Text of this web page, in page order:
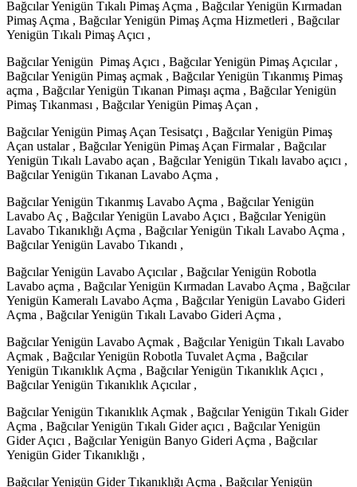
Bağcılar Yenigün Tıkalı Pimaş Açma , Bağcılar Yenigün Kırmadan
Pimaş Açma , Bağcılar Yenigün Pimaş Açma Hizmetleri , Bağcılar
Yenigün Tıkalı Pimaş Açıcı ,
Bağcılar Yenigün Pimaş Açıcı , Bağcılar Yenigün Pimaş Açıcılar ,
Bağcılar Yenigün Pimaş açmak , Bağcılar Yenigün Tıkanmış Pimaş
açma , Bağcılar Yenigün Tıkanan Pimaşı açma , Bağcılar Yenigün
Pimaş Tıkanması , Bağcılar Yenigün Pimaş Açan ,
Bağcılar Yenigün Pimaş Açan Tesisatçı , Bağcılar Yenigün Pimaş
Açan ustalar , Bağcılar Yenigün Pimaş Açan Firmalar , Bağcılar
Yenigün Tıkalı Lavabo açan , Bağcılar Yenigün Tıkalı lavabo açıcı ,
Bağcılar Yenigün Tıkanan Lavabo Açma ,
Bağcılar Yenigün Tıkanmış Lavabo Açma , Bağcılar Yenigün
Lavabo Aç , Bağcılar Yenigün Lavabo Açıcı , Bağcılar Yenigün
Lavabo Tıkanıklığı Açma , Bağcılar Yenigün Tıkalı Lavabo Açma ,
Bağcılar Yenigün Lavabo Tıkandı ,
Bağcılar Yenigün Lavabo Açıcılar , Bağcılar Yenigün Robotla
Lavabo açma , Bağcılar Yenigün Kırmadan Lavabo Açma , Bağcılar
Yenigün Kameralı Lavabo Açma , Bağcılar Yenigün Lavabo Gideri
Açma , Bağcılar Yenigün Tıkalı Lavabo Gideri Açma ,
Bağcılar Yenigün Lavabo Açmak , Bağcılar Yenigün Tıkalı Lavabo
Açmak , Bağcılar Yenigün Robotla Tuvalet Açma , Bağcılar
Yenigün Tıkanıklık Açma , Bağcılar Yenigün Tıkanıklık Açıcı ,
Bağcılar Yenigün Tıkanıklık Açıcılar ,
Bağcılar Yenigün Tıkanıklık Açmak , Bağcılar Yenigün Tıkalı Gider
Açma , Bağcılar Yenigün Tıkalı Gider açıcı , Bağcılar Yenigün
Gider Açıcı , Bağcılar Yenigün Banyo Gideri Açma , Bağcılar
Yenigün Gider Tıkanıklığı ,
Bağcılar Yenigün Gider Tıkanıklığı Açma , Bağcılar Yenigün